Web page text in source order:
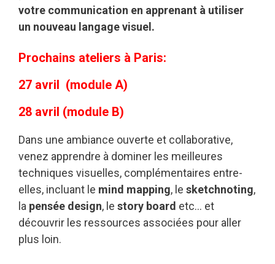
votre communication en apprenant à utiliser
un nouveau langage visuel.
Prochains ateliers à Paris:
27 avril (module A)
28 avril (module B)
Dans une ambiance ouverte et collaborative,
venez apprendre à dominer les meilleures
techniques visuelles, complémentaires entre-
elles, incluant le mind mapping, le sketchnoting,
la pensée design, le story board etc… et
découvrir les ressources associées pour aller
plus loin.